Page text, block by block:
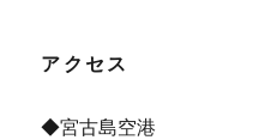
アクセス
◆宮古島空港